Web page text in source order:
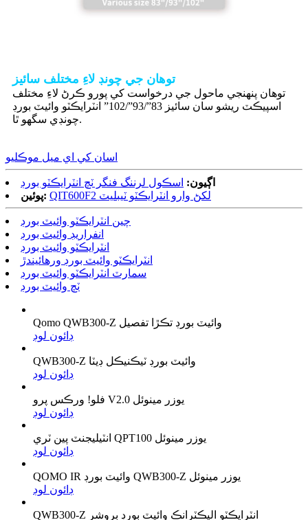
توهان جي چونڊ لاءِ مختلف سائيز
توهان پنهنجي ماحول جي درخواست کي پورو ڪرڻ لاءِ مختلف
اسپيڪٽ ريشو سان سائيز 83”/93”/102” انٽرايڪٽو وائيٽ بورڊ
چونڊي سگهو ٿا.
اسان کي اي ميل موڪليو
اڳيون: اسڪول لرننگ فنگر ٽچ انٽرايڪٽو بورڊ
پوئين:
QIT600F2 لکڻ وارو انٽرايڪٽو ٽيبليٽ
چين انٽرايڪٽو وائيٽ بورڊ
انفراريڊ وائيٽ بورڊ
انٽرايڪٽو وائيٽ بورڊ
انٽرايڪٽو وائيٽ بورڊ ورهائيندڙ
سمارٽ انٽرايڪٽو وائيٽ بورڊ
ٽچ وائيٽ بورڊ
Qomo QWB300-Z وائيٽ بورڊ تڪڙا تفصيل
ڊائون لوڊ
QWB300-Z وائيٽ بورڊ ٽيڪنيڪل ڊيٽا
ڊائون لوڊ
فلو! ورڪس پرو V2.0 يوزر مينوئل
ڊائون لوڊ
انٽيليجنٽ پين ٽري QPT100 يوزر مينوئل
ڊائون لوڊ
QOMO IR وائيٽ بورڊ QWB300-Z يوزر مينوئل
ڊائون لوڊ
QWB300-Z انٽرايڪٽو اليڪٽرانڪ وائيٽ بورڊ بروشر